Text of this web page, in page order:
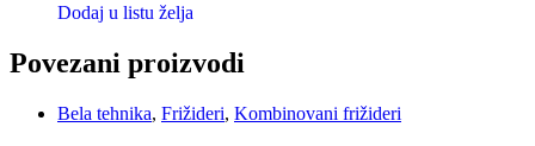
Dodaj u listu želja
Povezani proizvodi
Bela tehnika, Frižideri, Kombinovani frižideri